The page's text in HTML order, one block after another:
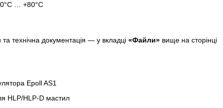
… +80°C
технічна документація — у вкладці «Файли» вище на сторінці
Epoll AS1
HLP/HLP-D мастил